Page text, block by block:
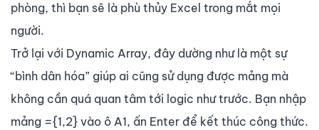
phòng, thì bạn sẽ là phù thủy Excel trong mắt mọi
người.
Trở lại với Dynamic Array, đây dường như là một sự
“bình dân hóa” giúp ai cũng sử dụng được mảng mà
không cần quá quan tâm tới logic như trước. Bạn nhập
mảng ={1,2} vào ô A1, ấn Enter để kết thúc công thức.